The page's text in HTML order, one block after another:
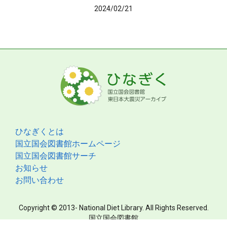
2024/02/21
ひなぎくとは
国立国会図書館ホームページ
国立国会図書館サーチ
お知らせ
お問い合わせ
Copyright © 2013- National Diet Library. All Rights Reserved.